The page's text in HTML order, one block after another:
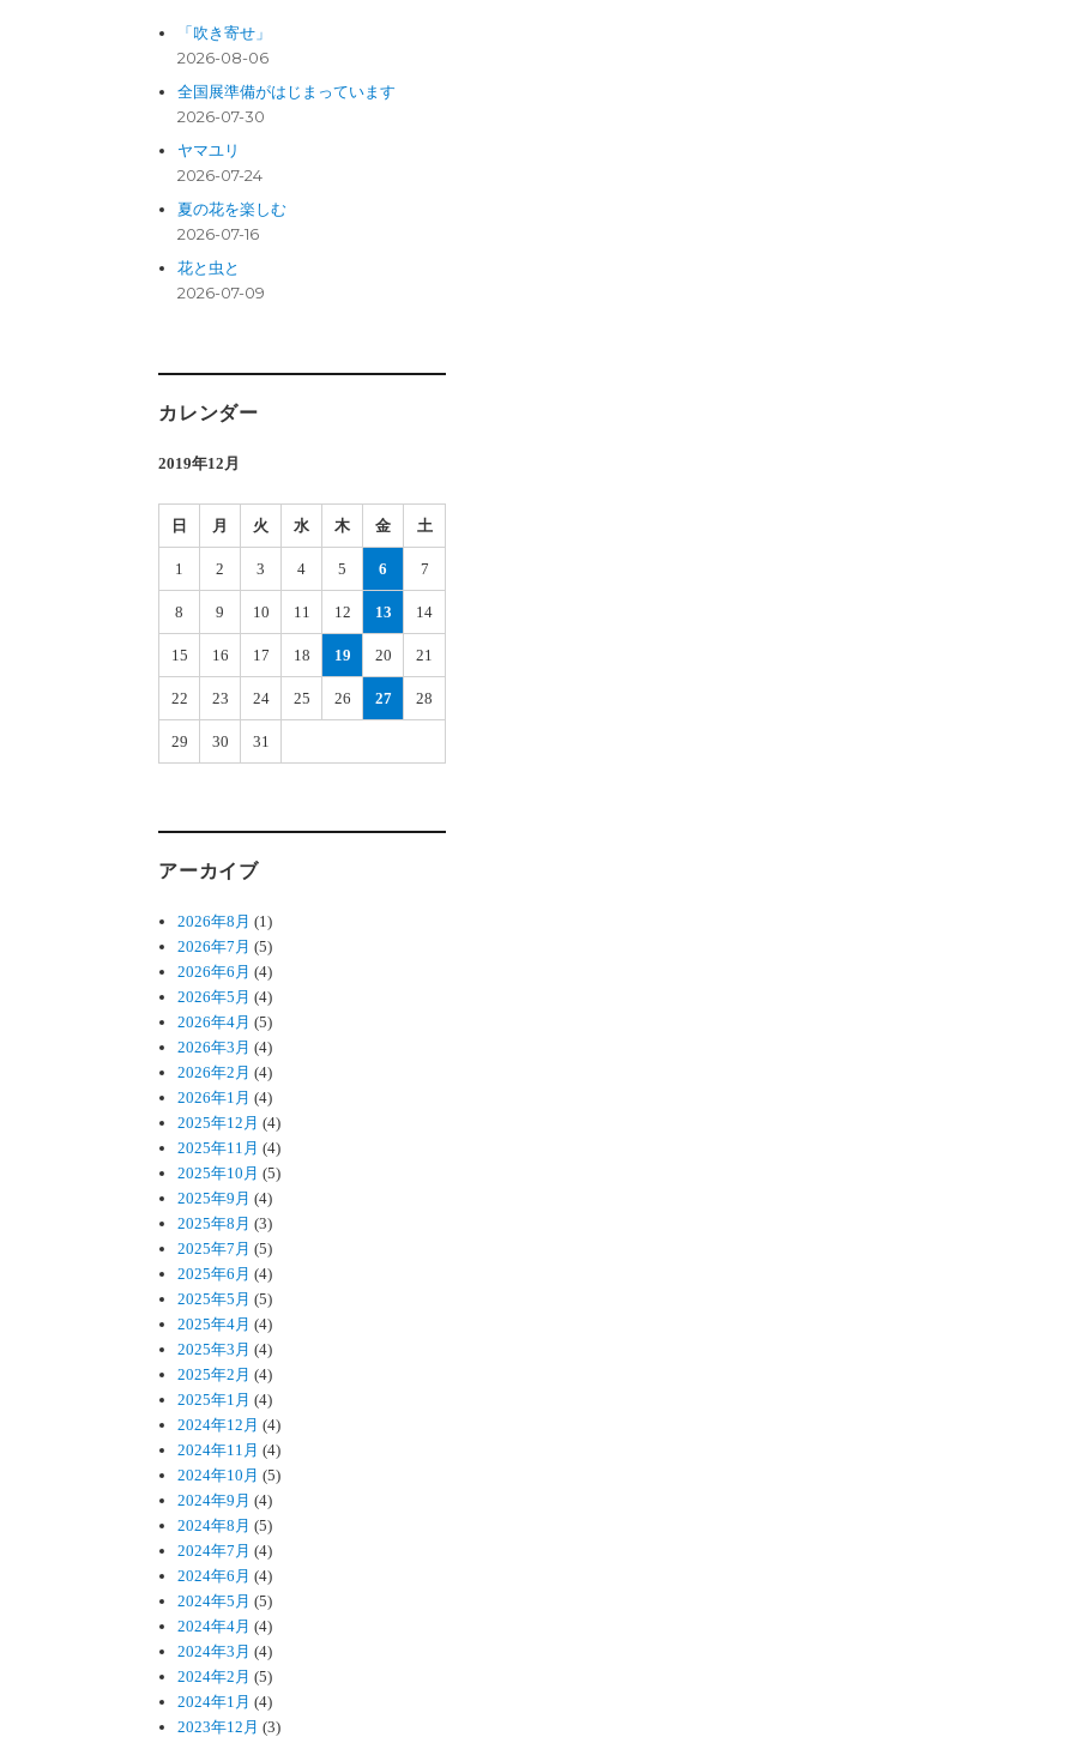
「吹き寄せ」
2026-08-06
全国展準備がはじまっています
2026-07-30
ヤマユリ
2026-07-24
夏の花を楽しむ
2026-07-16
花と虫と
2026-07-09
カレンダー
2019年12月
日 月 火 水 木 金 土
1 2 3 4 5 6 7
8 9 10 11 12 13 14
15 16 17 18 19 20 21
22 23 24 25 26 27 28
29 30 31
アーカイブ
2026年8月 (1)
2026年7月 (5)
2026年6月 (4)
2026年5月 (4)
2026年4月 (5)
2026年3月 (4)
2026年2月 (4)
2026年1月 (4)
2025年12月 (4)
2025年11月 (4)
2025年10月 (5)
2025年9月 (4)
2025年8月 (3)
2025年7月 (5)
2025年6月 (4)
2025年5月 (5)
2025年4月 (4)
2025年3月 (4)
2025年2月 (4)
2025年1月 (4)
2024年12月 (4)
2024年11月 (4)
2024年10月 (5)
2024年9月 (4)
2024年8月 (5)
2024年7月 (4)
2024年6月 (4)
2024年5月 (5)
2024年4月 (4)
2024年3月 (4)
2024年2月 (5)
2024年1月 (4)
2023年12月 (3)